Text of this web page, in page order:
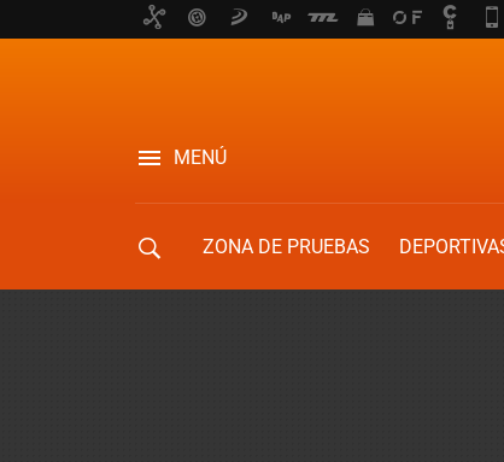
MENÚ
ZONA DE PRUEBAS